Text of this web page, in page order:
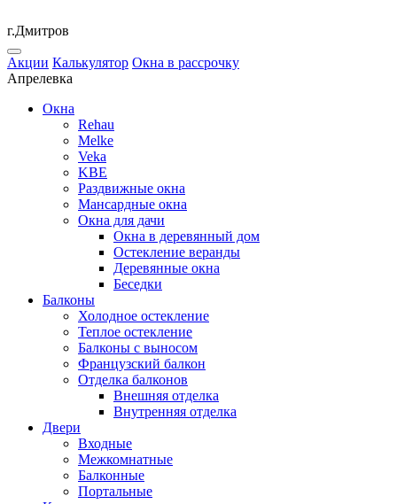
г.Дмитров
Акции Калькулятор Окна в рассрочку
Апрелевка
Окна
Rehau
Melke
Veka
KBE
Раздвижные окна
Мансардные окна
Окна для дачи
Окна в деревянный дом
Остекление веранды
Деревянные окна
Беседки
Балконы
Холодное остекление
Теплое остекление
Балконы с выносом
Французский балкон
Отделка балконов
Внешняя отделка
Внутренняя отделка
Двери
Входные
Межкомнатные
Балконные
Портальные